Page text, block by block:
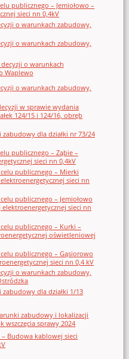
publicznego – Jemiołowo –
sieci nn 0,4kV
o warunkach zabudowy,
o warunkach zabudowy,
o warunkach
Waplewo
o warunkach zabudowy,
w sprawie wydania
124/15 i 124/16, obręb
zabudowy dla działki nr 73/24
publicznego – Ząbie –
sieci nn 0,4kV
publicznego – Mierki
sieci nn
publicznego – Jemiołowo
sieci nn
publicznego – Kurki –
oświetleniowej
publicznego – Gąsiorowo
sieci nn 0,4 kV
o warunkach zabudowy,
zabudowy dla działki 1/13
zabudowy i lokalizacji
wszczęcia sprawy 2024
– Budowa kablowej sieci